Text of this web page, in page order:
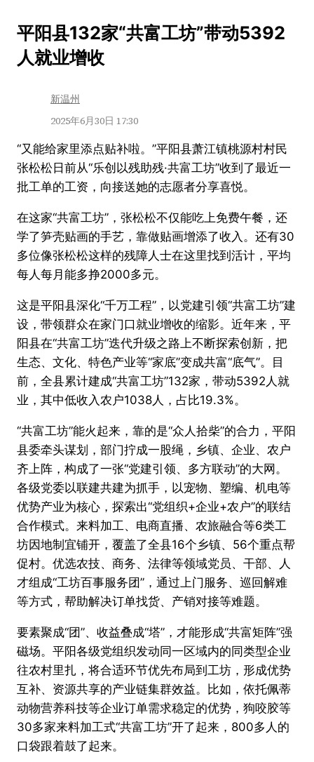
平阳县132家“共富工坊”带动5392
人就业增收
新温州
2025年6月30日 17:30
“又能给家里添点贴补啦。”平阳县萧江镇桃源村村民
张松松日前从“乐创以残助残·共富工坊”收到了最近一
批工单的工资，向接送她的志愿者分享喜悦。
在这家“共富工坊”，张松松不仅能吃上免费午餐，还
学了笋壳贴画的手艺，靠做贴画增添了收入。还有30
多位像张松松这样的残障人士在这里找到活计，平均
每人每月能多挣2000多元。
这是平阳县深化“千万工程”，以党建引领“共富工坊”建
设，带领群众在家门口就业增收的缩影。近年来，平
阳县在“共富工坊”迭代升级之路上不断探索创新，把
生态、文化、特色产业等“家底”变成共富“底气”。目
前，全县累计建成“共富工坊”132家，带动5392人就
业，其中低收入农户1038人，占比19.3%。
“共富工坊”能火起来，靠的是“众人拾柴”的合力，平阳
县委牵头谋划，部门拧成一股绳，乡镇、企业、农户
齐上阵，构成了一张“党建引领、多方联动”的大网。
各级党委以联建共建为抓手，以宠物、塑编、机电等
优势产业为核心，探索出“党组织+企业+农户”的联结
合作模式。来料加工、电商直播、农旅融合等6类工
坊因地制宜铺开，覆盖了全县16个乡镇、56个重点帮
促村。优选农技、商务、法律等领域党员、干部、人
才组成“工坊百事服务团”，通过上门服务、巡回解难
等方式，帮助解决订单找货、产销对接等难题。
要素聚成“团”、收益叠成“塔”，才能形成“共富矩阵”强
磁场。平阳各级党组织发动同一区域内的同类型企业
往农村里扎，将合适环节优先布局到工坊，形成优势
互补、资源共享的产业链集群效益。比如，依托佩蒂
动物营养科技等企业订单需求稳定的优势，狗咬胶等
30多家来料加工式“共富工坊”开了起来，800多人的
口袋跟着鼓了起来。